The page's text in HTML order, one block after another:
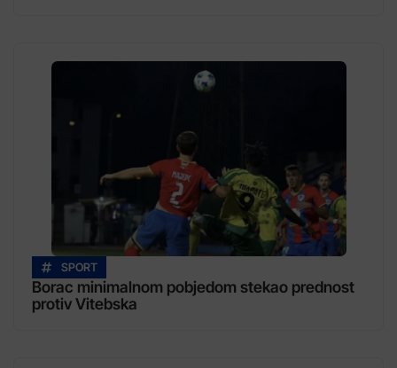
SPORT
Borac minimalnom pobjedom stekao prednost
protiv Vitebska